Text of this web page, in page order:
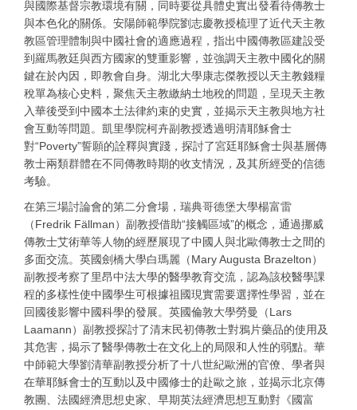
與國際基督宗教環境有關，同時要從具體史實出發看待傳教士
與本色化的關係。安陽師範學院劉志慶教授梳理了近代天主教
教區管理體制與中國社會的適應過程，指出中國傳教區建設受
到羅馬教廷與西方國家的雙重影響，並強調天主教中國化的關
鍵在於內因，即教會自身。湖北大學康志傑教授以天主教錢糧
稅單為核心史料，聚焦天主教繳納土地稅的問題，呈現天主教
入華後受到中國本土法律約束的史實，並揭示天主教與地方社
會互動等問題。凱里學院柯卉副教授透過明清耶穌會士
對“Poverty”誓願的詮釋與實踐，探討了宮廷耶穌會士與基層傳
教士兩類群體在不同傳教時期的收支情況，及其所經受的信德
考驗。
在第三場討論會的第二分會場，瑞典哥德堡大學楊富雷
（Fredrik Fällman）副教授借助“接觸區域”的概念，通過挪威
傳教士艾術華等人物的經歷展現了中國人與北歐傳教士之間的
多面交流。英國劍橋大學白瑪麗（Mary Augusta Brazelton）
副教授考察了里昂中法大學的醫學教育交流，認為該校醫學課
程的多樣性使中國學生可根據祖國現實需要選擇性學習，並在
回國後影響中國科學的發展。英國倫敦大學勞曼（Lars
Laamann）副教授探討了清末民初傳教士對鴉片藥品的使用及
其危害，揭示了醫學傳教士在文化上的局限和人性的弱點。華
中師範大學劉清華副教授分析了十八世紀歐洲的官僚、學者與
在華耶穌會士的互動以及中國修士的赴歐之旅，並揭示北京傳
教團、法國經濟思想史家、早期英法經濟思想互動對《國富